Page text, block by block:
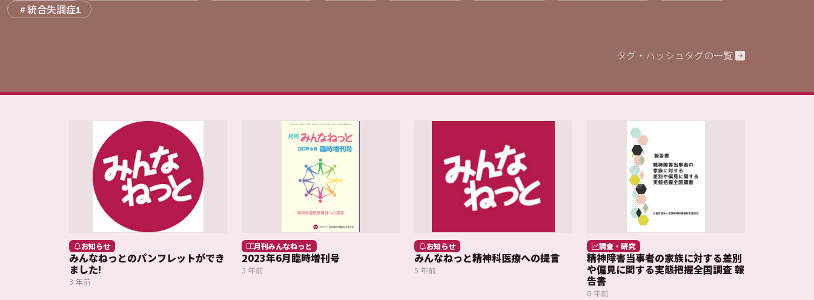
統合失調症1
タグ・ハッシュタグの一覧
お知らせ
みんなねっとのパンフレットができ
ました!
3 年前
月刊みんなねっと
2023年6月臨時増刊号
3 年前
お知らせ
みんなねっと精神科医療への提言
5 年前
調査・研究
精神障害当事者の家族に対する差別
や偏見に関する実態把握全国調査 報
告書
6 年前